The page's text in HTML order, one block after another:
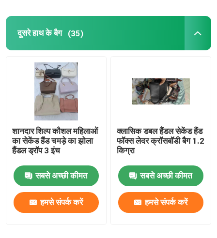
पुरुषों की नई मॉडल शर्ट
एक डेटा केबल में तीन
पर्दा रेल ट्रैक
दूसरे हाथ के बैग (35)
शानदार शिल्प कौशल महिलाओं
का सेकेंड हैंड चमड़े का झोला
हैंडल ड्रॉप 3 इंच
सबसे अच्छी कीमत
हमसे संपर्क करें
क्लासिक डबल हैंडल सेकेंड हैंड
फॉक्स लेदर क्रॉसबॉडी बैग 1.2
किग्रा
सबसे अच्छी कीमत
हमसे संपर्क करें